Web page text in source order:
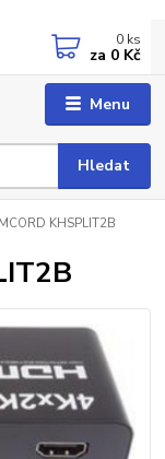
Menu
Hledat
0 ks
za 0 Kč
KHSPLIT2B